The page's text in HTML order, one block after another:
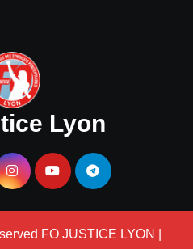
Lyon
FO JUSTICE LYON